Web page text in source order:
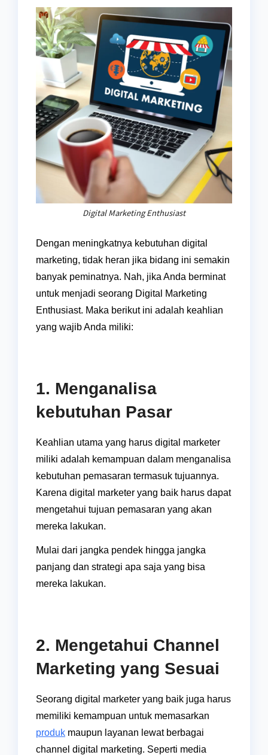
Digital Marketing Enthusiast
Dengan meningkatnya kebutuhan digital
marketing, tidak heran jika bidang ini semakin
banyak peminatnya. Nah, jika Anda berminat
untuk menjadi seorang Digital Marketing
Enthusiast. Maka berikut ini adalah keahlian
yang wajib Anda miliki:
1. Menganalisa
kebutuhan Pasar
Keahlian utama yang harus digital marketer
miliki adalah kemampuan dalam menganalisa
kebutuhan pemasaran termasuk tujuannya.
Karena digital marketer yang baik harus dapat
mengetahui tujuan pemasaran yang akan
mereka lakukan.
Mulai dari jangka pendek hingga jangka
panjang dan strategi apa saja yang bisa
mereka lakukan.
2. Mengetahui Channel
Marketing yang Sesuai
Seorang digital marketer yang baik juga harus
memiliki kemampuan untuk memasarkan
produk maupun layanan lewat berbagai
channel digital marketing. Seperti media